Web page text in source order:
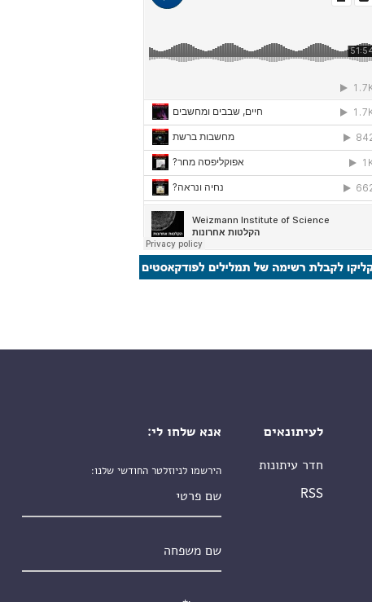
לעיתונאים
חדר עיתונות
RSS
אנא שלחו לי:
הירשמו לניוזלטר החודשי שלנו: